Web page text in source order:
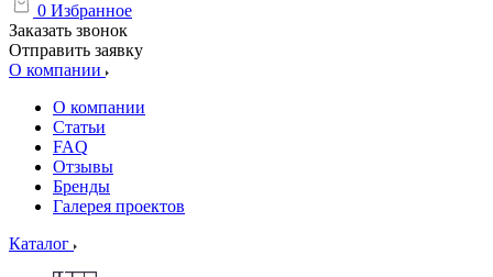
0 Избранное
Заказать звонок
Отправить заявку
О компании
О компании
Статьи
FAQ
Отзывы
Бренды
Галерея проектов
Каталог